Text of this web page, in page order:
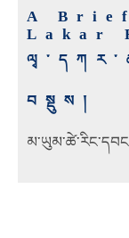
A
Lakar
བསྡུས།